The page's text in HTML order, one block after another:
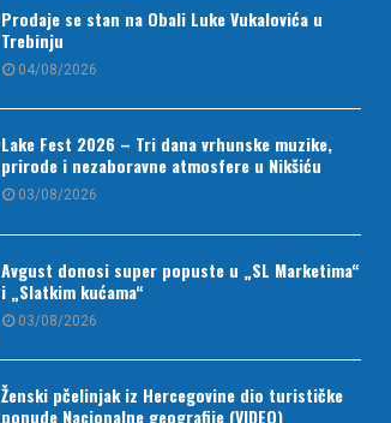
Prodaje se stan na Obali Luke Vukalovića u
Trebinju
04/08/2026
Lake Fest 2026 – Tri dana vrhunske muzike,
prirode i nezaboravne atmosfere u Nikšiću
03/08/2026
Avgust donosi super popuste u „SL Marketima“
i „Slatkim kućama“
03/08/2026
Ženski pčelinjak iz Hercegovine dio turističke
ponude Nacionalne geografije (VIDEO)